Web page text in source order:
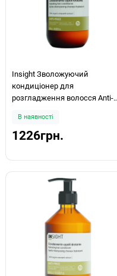
Insight Зволожуючий
кондиціонер для
розгладження волосся Anti-
В наявності
1226грн.